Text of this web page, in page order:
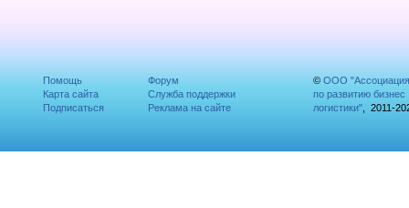
Помощь
Карта сайта
Подписаться
Форум
Служба поддержки
Реклама на сайте
© ООО "Ассоциация
по развитию бизнес
логистики", 2011-